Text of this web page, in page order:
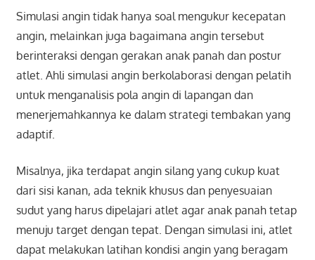
Simulasi angin tidak hanya soal mengukur kecepatan
angin, melainkan juga bagaimana angin tersebut
berinteraksi dengan gerakan anak panah dan postur
atlet. Ahli simulasi angin berkolaborasi dengan pelatih
untuk menganalisis pola angin di lapangan dan
menerjemahkannya ke dalam strategi tembakan yang
adaptif.
Misalnya, jika terdapat angin silang yang cukup kuat
dari sisi kanan, ada teknik khusus dan penyesuaian
sudut yang harus dipelajari atlet agar anak panah tetap
menuju target dengan tepat. Dengan simulasi ini, atlet
dapat melakukan latihan kondisi angin yang beragam